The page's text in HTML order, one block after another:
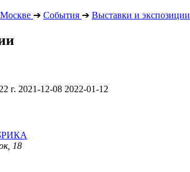
➔ События ➔ Выставки и экспозиции
г. 2021-12-08 2022-01-12
18